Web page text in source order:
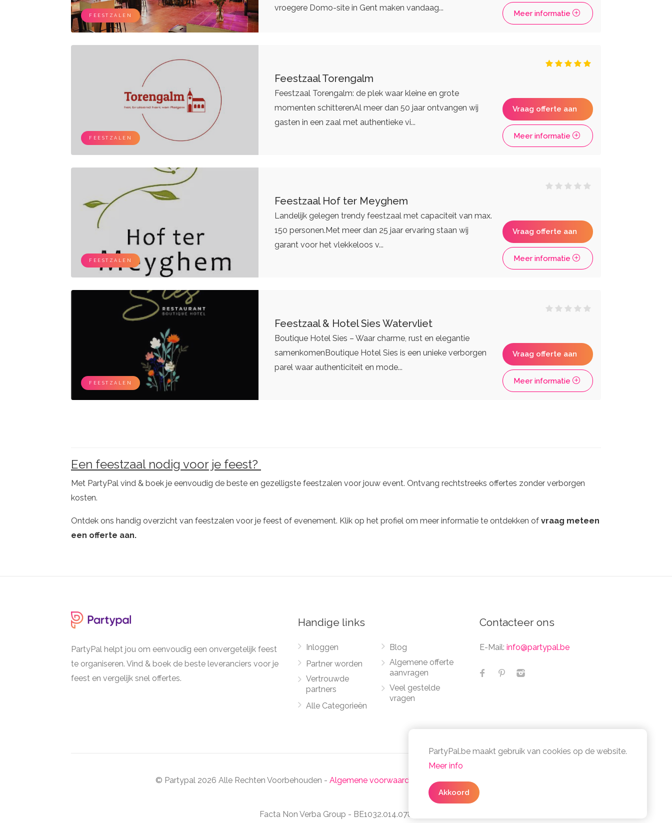
FEESTZALEN
vroegere Domo-site in Gent maken vandaag...
Meer informatie
FEESTZALEN
Feestzaal Torengalm
Feestzaal Torengalm: de plek waar kleine en grote
momenten schitterenAl meer dan 50 jaar ontvangen wij
gasten in een zaal met authentieke vi...
Vraag offerte aan
Meer informatie
FEESTZALEN
Feestzaal Hof ter Meyghem
Landelijk gelegen trendy feestzaal met capaciteit van max.
150 personen.Met meer dan 25 jaar ervaring staan wij
garant voor het vlekkeloos v...
Vraag offerte aan
Meer informatie
FEESTZALEN
Feestzaal & Hotel Sies Watervliet
Boutique Hotel Sies – Waar charme, rust en elegantie
samenkomenBoutique Hotel Sies is een unieke verborgen
parel waar authenticiteit en mode...
Vraag offerte aan
Meer informatie
Een feestzaal nodig voor je feest?
Met PartyPal vind & boek je eenvoudig de beste en gezelligste feestzalen voor jouw event. Ontvang rechtstreeks offertes zonder verborgen
kosten.
Ontdek ons handig overzicht van feestzalen voor je feest of evenement. Klik op het profiel om meer informatie te ontdekken of vraag meteen
een offerte aan.
PartyPal helpt jou om eenvoudig een onvergetelijk feest
te organiseren. Vind & boek de beste leveranciers voor je
feest en vergelijk snel offertes.
Handige links
Inloggen
Partner worden
Vertrouwde
partners
Alle Categorieën
Blog
Algemene offerte
aanvragen
Veel gestelde
vragen
Contacteer ons
E-Mail: info@partypal.be
© Partypal 2026 Alle Rechten Voorbehouden - Algemene voorwaarden Privacy- en cookiebeleid
Facta Non Verba Group - BE1032.014.078
PartyPal.be maakt gebruik van cookies op de website.
Meer info
Akkoord